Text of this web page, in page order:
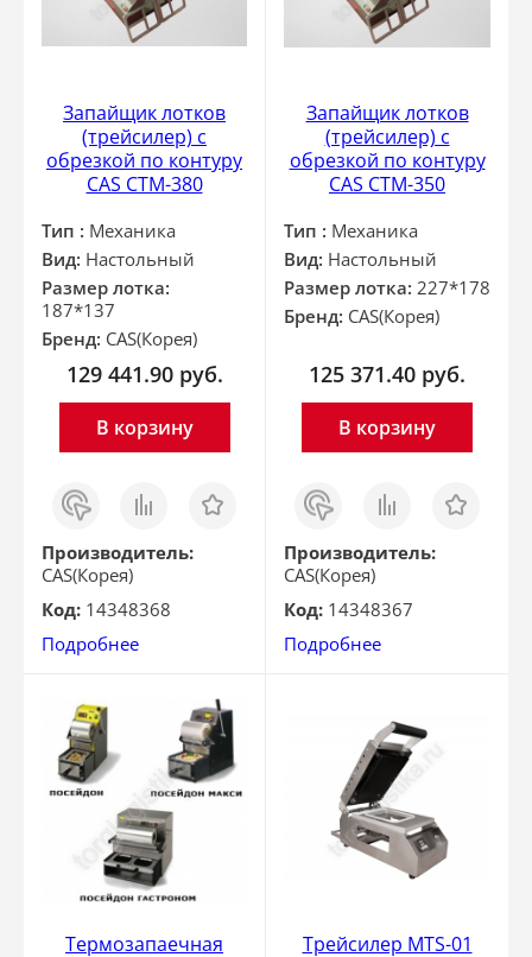
Запайщик лотков
(трейсилер) c
обрезкой по контуру
CAS CTM-380
Тип : Механика
Вид: Настольный
Размер лотка:
187*137
Бренд: CAS(Корея)
129 441.90 руб.
В корзину
Заказ
в 1
клик
Сравнить Отложить
Производитель:
CAS(Корея)
Код: 14348368
Подробнее
Запайщик лотков
(трейсилер) c
обрезкой по контуру
CAS CTM-350
Тип : Механика
Вид: Настольный
Размер лотка: 227*178
Бренд: CAS(Корея)
125 371.40 руб.
В корзину
Заказ
в 1
клик
Сравнить Отложить
Производитель:
CAS(Корея)
Код: 14348367
Подробнее
Термозапаечная
Трейсилер MTS-01